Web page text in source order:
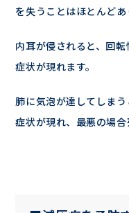
を失うことはほとんどあ
内耳が侵されると、回
症状が現れます。
肺に気泡が達してしま
症状が現れ、最悪の場合